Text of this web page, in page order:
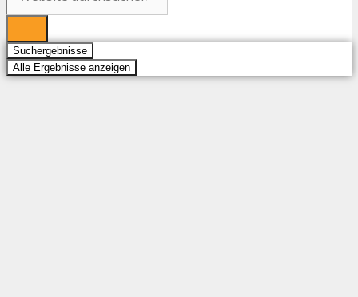
Suchergebnisse
Alle Ergebnisse anzeigen